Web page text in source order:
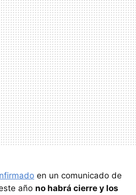
en un comunicado de
año no habrá cierre y los